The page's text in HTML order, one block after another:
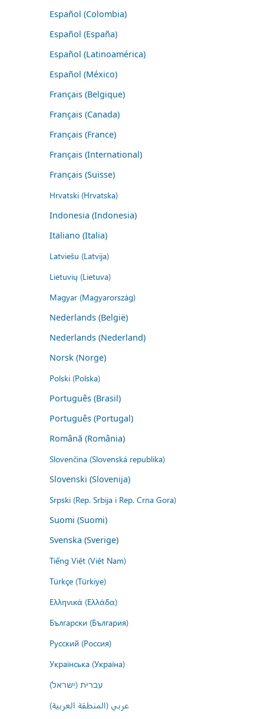
Español (Colombia)
Español (España)
Español (Latinoamérica)
Español (México)
Français (Belgique)
Français (Canada)
Français (France)
Français (International)
Français (Suisse)
Hrvatski (Hrvatska)
Indonesia (Indonesia)
Italiano (Italia)
Latviešu (Latvija)
Lietuvių (Lietuva)
Magyar (Magyarország)
Nederlands (België)
Nederlands (Nederland)
Norsk (Norge)
Polski (Polska)
Português (Brasil)
Português (Portugal)
Română (România)
Slovenčina (Slovenská republika)
Slovenski (Slovenija)
Srpski (Rep. Srbija i Rep. Crna Gora)
Suomi (Suomi)
Svenska (Sverige)
Tiếng Việt (Việt Nam)
Türkçe (Türkiye)
Ελληνικά (Ελλάδα)
Български (България)
Русский (Россия)
Українська (Україна)
עברית (ישראל)
عربي (المنطقة العربية)